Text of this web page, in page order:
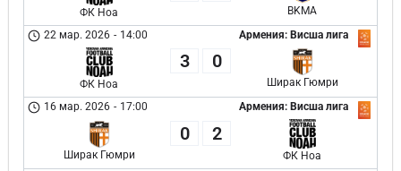
ФК Ноа
BKMA
Армения: Висша лига
22 мар. 2026 - 14:00
ФК Ноа
3 0
Ширак Гюмри
Армения: Висша лига
16 мар. 2026 - 17:00
Ширак Гюмри
0 2
ФК Ноа